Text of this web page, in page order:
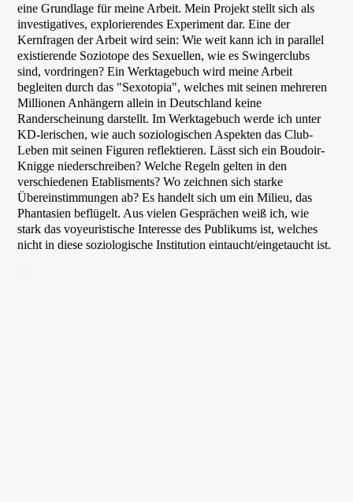
eine Grundlage für meine Arbeit. Mein Projekt stellt sich als
investigatives, explorierendes Experiment dar. Eine der
Kernfragen der Arbeit wird sein: Wie weit kann ich in parallel
existierende Soziotope des Sexuellen, wie es Swingerclubs
sind, vordringen? Ein Werktagebuch wird meine Arbeit
begleiten durch das "Sexotopia", welches mit seinen mehreren
Millionen Anhängern allein in Deutschland keine
Randerscheinung darstellt. Im Werktagebuch werde ich unter
KD-lerischen, wie auch soziologischen Aspekten das Club-
Leben mit seinen Figuren reflektieren. Lässt sich ein Boudoir-
Knigge niederschreiben? Welche Regeln gelten in den
verschiedenen Etablisments? Wo zeichnen sich starke
Übereinstimmungen ab? Es handelt sich um ein Milieu, das
Phantasien beflügelt. Aus vielen Gesprächen weiß ich, wie
stark das voyeuristische Interesse des Publikums ist, welches
nicht in diese soziologische Institution eintaucht/eingetaucht ist.